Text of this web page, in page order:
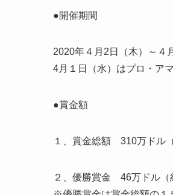
●開催期間
2020年４月2日（木）～４
4月１日（水）はプロ・ア
●賞金額
１、賞金総額 310万ドル
２、優勝賞金 46万ドル（